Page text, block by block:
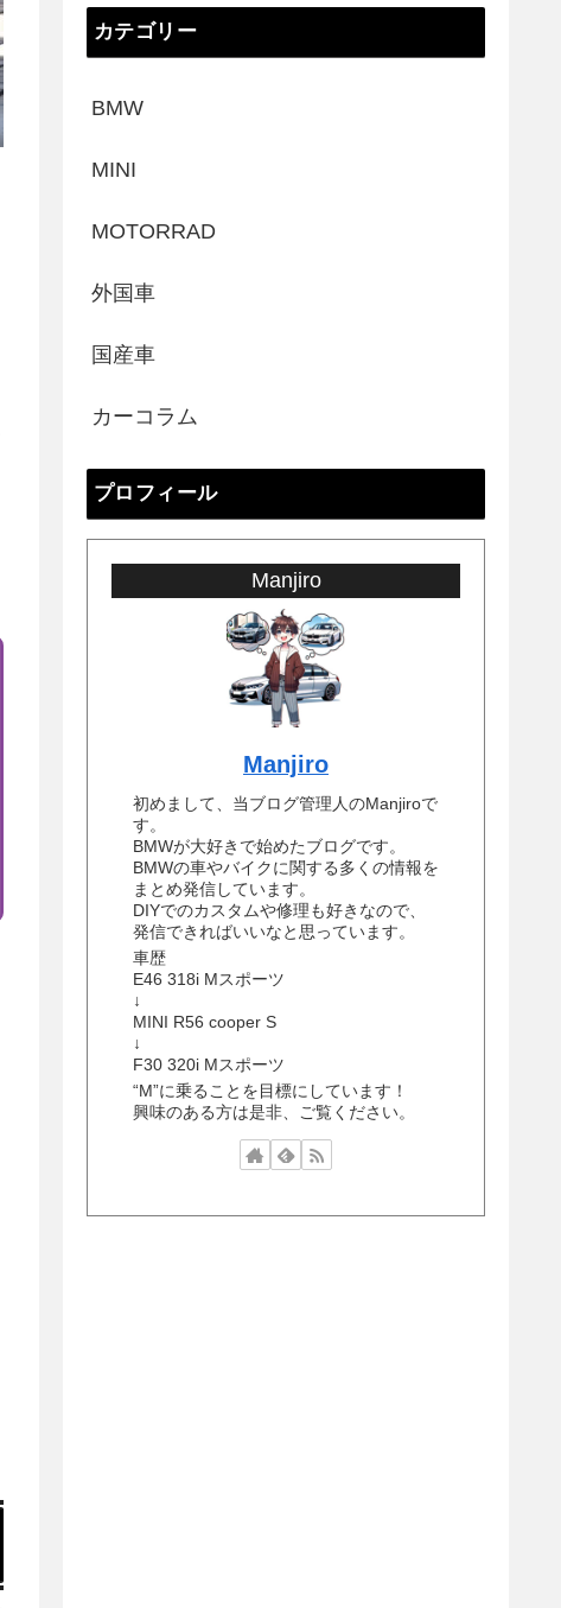
カテゴリー
BMW
MINI
MOTORRAD
外国車
国産車
カーコラム
プロフィール
Manjiro
Manjiro
初めまして、当ブログ管理人のManjiroで
す。
BMWが大好きで始めたブログです。
BMWの車やバイクに関する多くの情報を
まとめ発信しています。
DIYでのカスタムや修理も好きなので、
発信できればいいなと思っています。
車歴
E46 318i Mスポーツ
↓
MINI R56 cooper S
↓
F30 320i Mスポーツ
“M”に乗ることを目標にしています！
興味のある方は是非、ご覧ください。